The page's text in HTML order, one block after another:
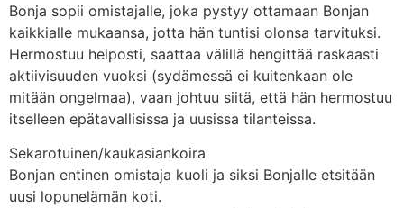
Bonja sopii omistajalle, joka pystyy ottamaan Bonjan
kaikkialle mukaansa, jotta hän tuntisi olonsa tarvituksi.
Hermostuu helposti, saattaa välillä hengittää raskaasti
aktiivisuuden vuoksi (sydämessä ei kuitenkaan ole
mitään ongelmaa), vaan johtuu siitä, että hän hermostuu
itselleen epätavallisissa ja uusissa tilanteissa.
Sekarotuinen/kaukasiankoira
Bonjan entinen omistaja kuoli ja siksi Bonjalle etsitään
uusi lopunelämän koti.